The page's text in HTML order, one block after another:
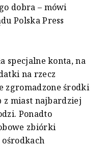
dobra – mówi
Polska Press
specjalne konta, na
na rzecz
zgromadzone środki
z miast najbardziej
Ponadto
zbiórki